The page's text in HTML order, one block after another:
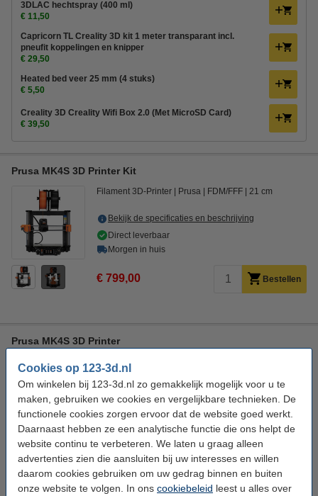
Cookies op 123-3d.nl
Om winkelen bij 123-3d.nl zo gemakkelijk mogelijk voor u te
maken, gebruiken we cookies en vergelijkbare technieken. De
functionele cookies zorgen ervoor dat de website goed werkt.
Daarnaast hebben ze een analytische functie die ons helpt de
website continu te verbeteren. We laten u graag alleen
advertenties zien die aansluiten bij uw interesses en willen
daarom cookies gebruiken om uw gedrag binnen en buiten
onze website te volgen. In ons cookiebeleid leest u alles over
3DLAC hechtspray (400 ml)
€ 11,50
Capricorn TL Creality 3D kit 1 meter transparant incl.
pneufit koppelingen en knipper
€ 29,50
Heated bed veer 25 mm (4 stuks)
€ 5,50
Creality 3D Creality Wifi Box 2.0 (Met MicroSD Card)
€ 39,50
Prusa MK4S 3D Printer Kit
1
Filament 3D-Printer Prusa FDM/FFF 21 cm
Bekijk de specificaties en beschrijving
Direct leverbaar
Morgen in huis
€ 799,00 Bestellen
Prusa MK4S 3D Printer
1
Filament 3D-Printer
Bekijk de specificaties en beschrijving
Direct leverbaar
Morgen in huis
€ 1.099,00 Prusa adviesprijs
€ 999,00